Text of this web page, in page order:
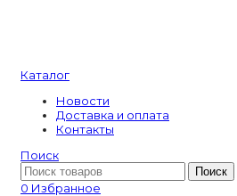
Каталог
Новости
Доставка и оплата
Контакты
Поиск
Поиск
0 Избранное